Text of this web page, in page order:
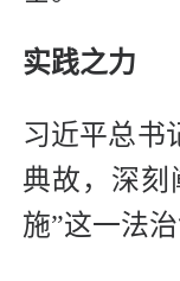
实践之力
习近平总书
典故，深刻
施”这一法治